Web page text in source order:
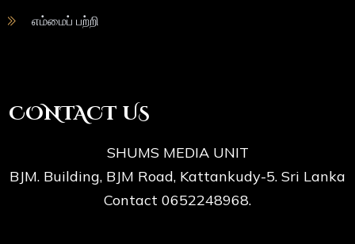
எம்மைப் பற்றி
CONTACT US
SHUMS MEDIA UNIT
BJM. Building, BJM Road, Kattankudy-5. Sri Lanka
Contact 0652248968.